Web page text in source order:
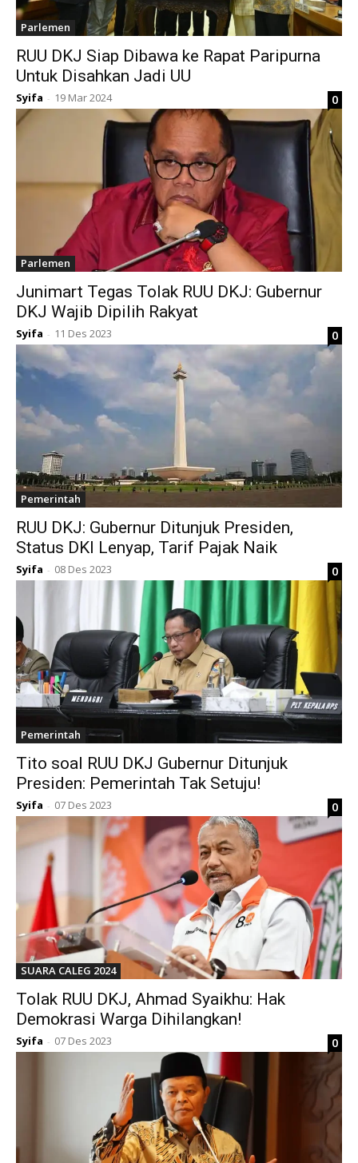
Parlemen
RUU DKJ Siap Dibawa ke Rapat Paripurna
Untuk Disahkan Jadi UU
Syifa - 19 Mar 2024 0
Parlemen
Junimart Tegas Tolak RUU DKJ: Gubernur
DKJ Wajib Dipilih Rakyat
Syifa - 11 Des 2023 0
Pemerintah
RUU DKJ: Gubernur Ditunjuk Presiden,
Status DKI Lenyap, Tarif Pajak Naik
Syifa - 08 Des 2023 0
Pemerintah
Tito soal RUU DKJ Gubernur Ditunjuk
Presiden: Pemerintah Tak Setuju!
Syifa - 07 Des 2023 0
SUARA CALEG 2024
Tolak RUU DKJ, Ahmad Syaikhu: Hak
Demokrasi Warga Dihilangkan!
Syifa - 07 Des 2023 0